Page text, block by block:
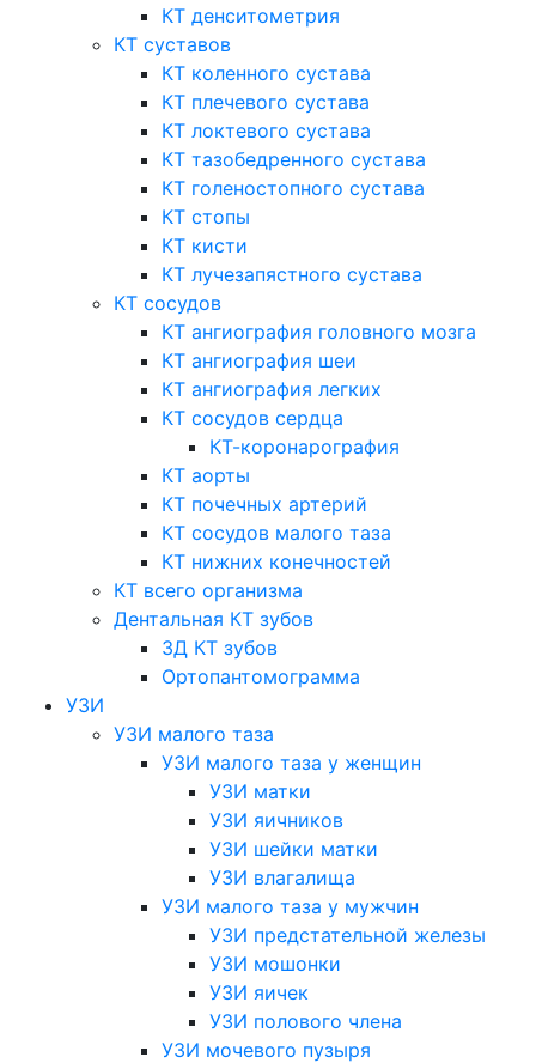
КТ денситометрия
КТ суставов
КТ коленного сустава
КТ плечевого сустава
КТ локтевого сустава
КТ тазобедренного сустава
КТ голеностопного сустава
КТ стопы
КТ кисти
КТ лучезапястного сустава
КТ сосудов
КТ ангиография головного мозга
КТ ангиография шеи
КТ ангиография легких
КТ сосудов сердца
КТ-коронарография
КТ аорты
КТ почечных артерий
КТ сосудов малого таза
КТ нижних конечностей
КТ всего организма
Дентальная КТ зубов
3Д КТ зубов
Ортопантомограмма
УЗИ
УЗИ малого таза
УЗИ малого таза у женщин
УЗИ матки
УЗИ яичников
УЗИ шейки матки
УЗИ влагалища
УЗИ малого таза у мужчин
УЗИ предстательной железы
УЗИ мошонки
УЗИ яичек
УЗИ полового члена
УЗИ мочевого пузыря